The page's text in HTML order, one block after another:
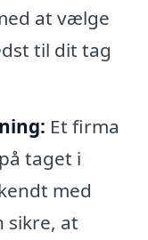
at vælge
til dit tag
Et firma
taget i
med
sikre, at